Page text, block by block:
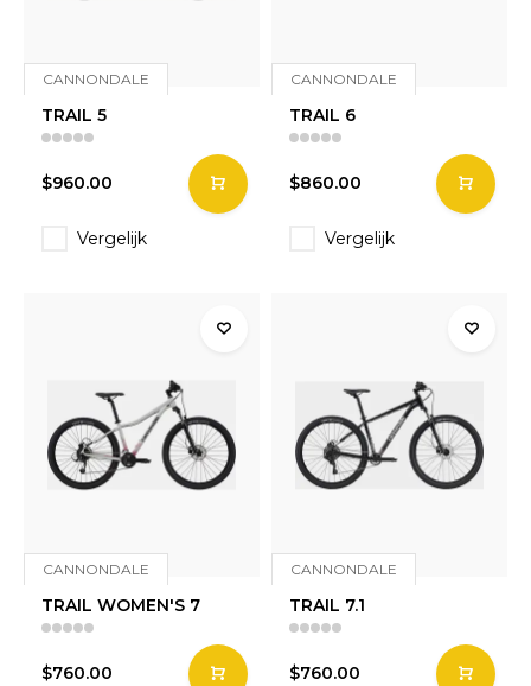
CANNONDALE
TRAIL 5
$960.00
Vergelijk
CANNONDALE
TRAIL 6
$860.00
Vergelijk
CANNONDALE
TRAIL WOMEN'S 7
$760.00
CANNONDALE
TRAIL 7.1
$760.00